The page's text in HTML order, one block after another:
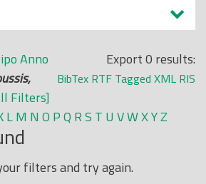
Export 0 results:
BibTex RTF Tagged XML RIS
Anno
Filters]
LM N O PQ RS T U VWXYZ
filters and try again.